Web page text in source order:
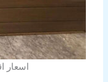
اسعار